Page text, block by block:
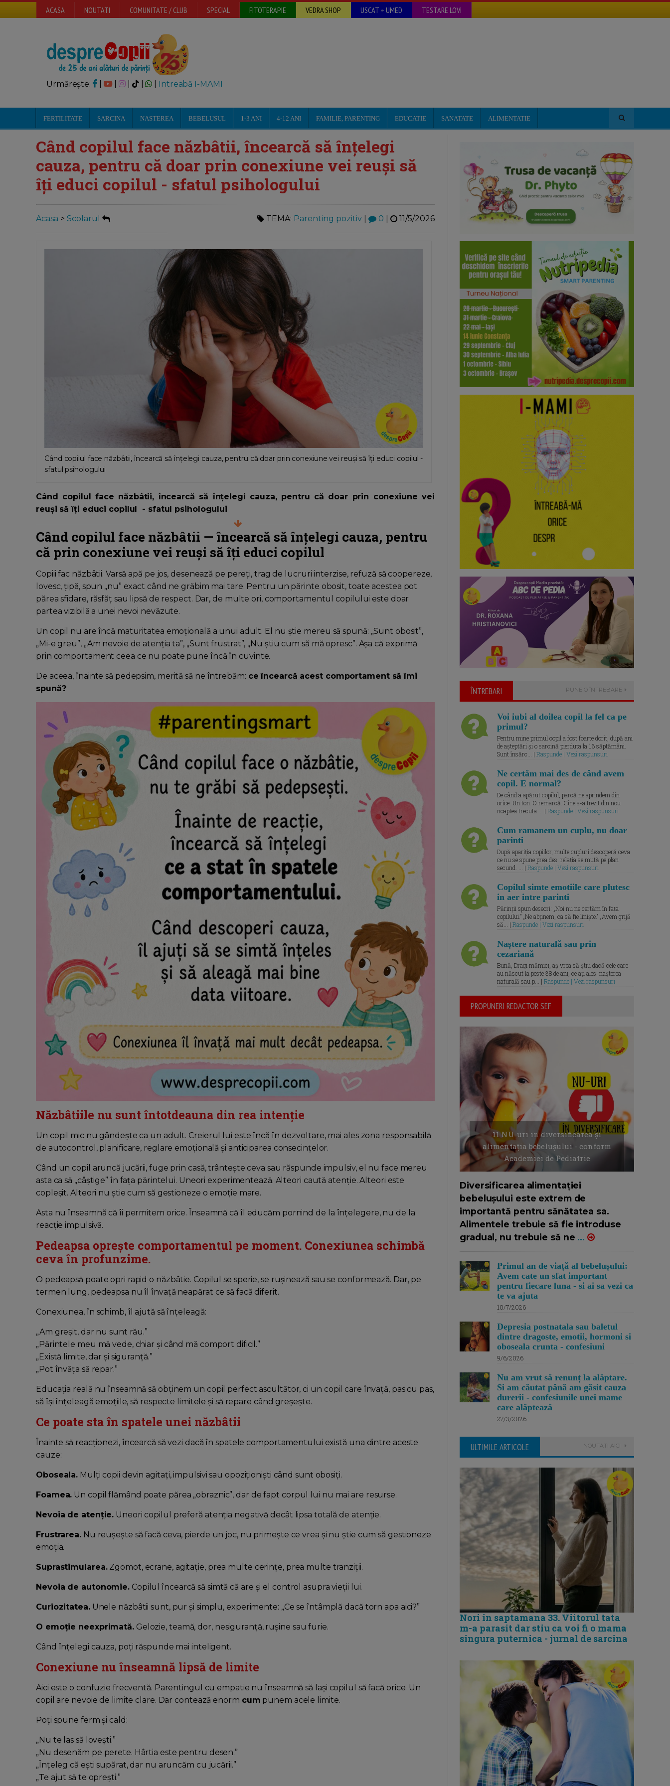
ACASA NOUTATI COMUNITATE / CLUB SPECIAL FITOTERAPIE VEDRA SHOP USCAT + UMED TESTARE LOVI
Urmărește: | | Intreabă I-MAMI
FERTILITATE SARCINA NASTEREA BEBELUSUL 1-3 ANI 4-12 ANI FAMILIE, PARENTING EDUCATIE SANATATE ALIMENTATIE
Când copilul face năzbâtii, încearcă să înțelegi
cauza, pentru că doar prin conexiune vei reuși să
îți educi copilul - sfatul psihologului
Acasa > Scolarul TEMA: Parenting pozitiv 0 11/5/2026
Când copilul face năzbâtii, încearcă să înțelegi cauza, pentru că doar prin conexiune vei reuși să îți educi copilul -
sfatul psihologului
Când copilul face năzbâtii, încearcă să înțelegi cauza, pentru că doar prin conexiune vei
reuși să îți educi copilul - sfatul psihologului
Când copilul face năzbâtii — încearcă să înțelegi cauza, pentru
că prin conexiune vei reuși să îți educi copilul
Copiii fac năzbâtii. Varsă apă pe jos, desenează pe pereți, trag de lucruri interzise, refuză să coopereze,
lovesc, țipă, spun „nu” exact când ne grăbim mai tare. Pentru un părinte obosit, toate acestea pot
părea sfidare, răsfăț sau lipsă de respect. Dar, de multe ori, comportamentul copilului este doar
partea vizibilă a unei nevoi nevăzute.
Un copil nu are încă maturitatea emoțională a unui adult. El nu știe mereu să spună: „Sunt obosit”,
„Mi-e greu”, „Am nevoie de atenția ta”, „Sunt frustrat”, „Nu știu cum să mă opresc”. Așa că exprimă
prin comportament ceea ce nu poate pune încă în cuvinte.
De aceea, înainte să pedepsim, merită să ne întrebăm: ce încearcă acest comportament să îmi
spună?
Năzbâtiile nu sunt întotdeauna din rea intenție
Un copil mic nu gândește ca un adult. Creierul lui este încă în dezvoltare, mai ales zona responsabilă
de autocontrol, planificare, reglare emoțională și anticiparea consecințelor.
Când un copil aruncă jucării, fuge prin casă, trântește ceva sau răspunde impulsiv, el nu face mereu
asta ca să „câștige” în fața părintelui. Uneori experimentează. Alteori caută atenție. Alteori este
copleșit. Alteori nu știe cum să gestioneze o emoție mare.
Asta nu înseamnă că îi permitem orice. Înseamnă că îl educăm pornind de la înțelegere, nu de la
reacție impulsivă.
Pedeapsa oprește comportamentul pe moment. Conexiunea schimbă
ceva în profunzime.
O pedeapsă poate opri rapid o năzbâtie. Copilul se sperie, se rușinează sau se conformează. Dar, pe
termen lung, pedeapsa nu îl învață neapărat ce să facă diferit.
Conexiunea, în schimb, îl ajută să înțeleagă:
„Am greșit, dar nu sunt rău.”
„Părintele meu mă vede, chiar și când mă comport dificil.”
„Există limite, dar și siguranță.”
„Pot învăța să repar.”
Educația reală nu înseamnă să obținem un copil perfect ascultător, ci un copil care învață, pas cu pas,
să își înțeleagă emoțiile, să respecte limitele și să repare când greșește.
Ce poate sta în spatele unei năzbâtii
Înainte să reacționezi, încearcă să vezi dacă în spatele comportamentului există una dintre aceste
cauze:
Oboseala. Mulți copii devin agitați, impulsivi sau opoziționiști când sunt obosiți.
Foamea. Un copil flămând poate părea „obraznic”, dar de fapt corpul lui nu mai are resurse.
Nevoia de atenție. Uneori copilul preferă atenția negativă decât lipsa totală de atenție.
Frustrarea.Nu reușește să facă ceva, pierde un joc, nu primește ce vrea și nu știe cum să gestioneze
emoția.
Suprastimularea.Zgomot, ecrane, agitație, prea multe cerințe, prea multe tranziții.
Nevoia de autonomie. Copilul încearcă să simtă că are și el control asupra vieții lui.
Curiozitatea.Unele năzbâtii sunt, pur și simplu, experimente: „Ce se întâmplă dacă torn apa aici?”
O emoție neexprimată.Gelozie, teamă, dor, nesiguranță, rușine sau furie.
Când înțelegi cauza, poți răspunde mai inteligent.
Conexiune nu înseamnă lipsă de limite
Aici este o confuzie frecventă. Parentingul cu empatie nu înseamnă să lași copilul să facă orice. Un
copil are nevoie de limite clare. Dar contează enorm cum punem acele limite.
Poți spune ferm și cald:
„Nu te las să lovești.”
„Nu desenăm pe perete. Hârtia este pentru desen.”
„Înțeleg că ești supărat, dar nu aruncăm cu jucării.”
„Te ajut să te oprești.”
ÎNTREBARI PUNE O ÎNTREBARE
Voi iubi al doilea copil la fel ca pe
primul?
Pentru mine primul copil a fost foarte dorit, după ani
de așteptări și o sarcină pierduta la 16 săptămâni.
Sunt însărc... | Raspunde | Vezi raspunsuri
Ne certăm mai des de când avem
copil. E normal?
De când a apărut copilul, parcă ne aprindem din
orice. Un ton. O remarcă. Cine s-a trezit din nou
noaptea trecuta.... | Raspunde | Vezi raspunsuri
Cum ramanem un cuplu, nu doar
parinti
După apariția copiilor, multe cupluri descoperă ceva
ce nu se spune prea des: relația se mută pe plan
secund. ... | Raspunde | Vezi raspunsuri
Copilul simte emotiile care plutesc
in aer intre parinti
Părinții spun deseori: „Noi nu ne certăm în fața
copilului.” „Ne abținem, ca să fie liniște.” „Avem grijă
să... | Raspunde | Vezi raspunsuri
Naștere naturală sau prin
cezariană
Bună, Dragi mămici, aș vrea să știu dacă cele care
au născut la peste 38 de ani, ce ați ales: nașterea
naturală sau p... | Raspunde | Vezi raspunsuri
PROPUNERI REDACTOR SEF
11 NU-uri in diversificarea și
alimentația bebelușului - conform
Academiei de Pediatrie
Diversificarea alimentației
bebelușului este extrem de
importantă pentru sănătatea sa.
Alimentele trebuie să fie introduse
gradual, nu trebuie să ne ...
Primul an de viață al bebelușului:
Avem cate un sfat important
pentru fiecare luna - si ai sa vezi ca
te va ajuta
10/7/2026
Depresia postnatala sau baletul
dintre dragoste, emotii, hormoni si
oboseala crunta - confesiuni
9/6/2026
Nu am vrut să renunț la alăptare.
Si am căutat până am găsit cauza
durerii - confesiunile unei mame
care alăptează
27/3/2026
ULTIMILE ARTICOLE NOUTATI AICI
Nori in saptamana 33. Viitorul tata
m-a parasit dar stiu ca voi fi o mama
singura puternica - jurnal de sarcina